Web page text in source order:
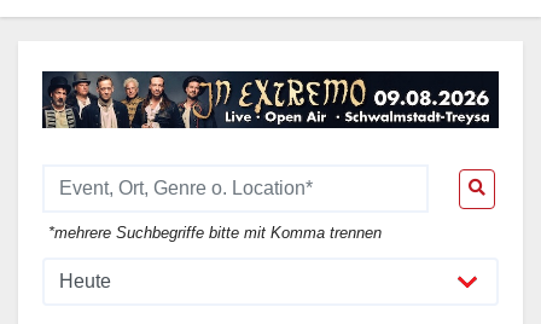
*mehrere Suchbegriffe bitte mit Komma trennen